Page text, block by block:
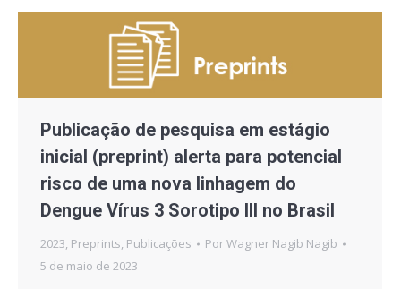
Publicação de pesquisa em estágio
inicial (preprint) alerta para potencial
risco de uma nova linhagem do
Dengue Vírus 3 Sorotipo III no Brasil
2023, Preprints, Publicações PorWagner Nagib Nagib
5 de maio de 2023